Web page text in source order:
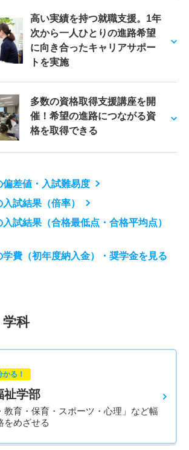
高い実績を持つ就職支援。1年
次から一人ひとりの進路希望
に向き合ったキャリアサポー
トを実施
多数の資格取得支援講座を開
催！希望の進路につながる資
格を取得できる
偏差値・入試難易度
試結果（倍率）
試結果（合格最低点・合格平均点）
学費（初年度納入金）・奨学金を見る
科
る！
祉学部
教育・保育・スポーツ・心理」など幅
をめざせる